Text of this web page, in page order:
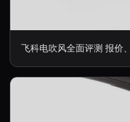
飞科电吹风全面评测 报价